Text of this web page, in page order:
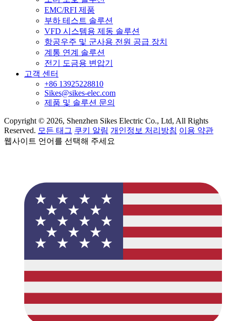
EMC/RFI 제품
부하 테스트 솔루션
VFD 시스템용 제동 솔루션
항공우주 및 군사용 전원 공급 장치
계통 연계 솔루션
전기 도금용 변압기
고객 센터
+86 13925228810
Sikes@sikes-elec.com
제품 및 솔루션 문의
Copyright © 2026, Shenzhen Sikes Electric Co., Ltd, All Rights
Reserved. 모든 태그 쿠키 알림 개인정보 처리방침 이용 약관
웹사이트 언어를 선택해 주세요